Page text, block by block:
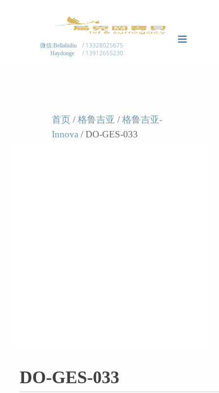
微信:Bellaliuliu
Haydonge
/ 13328025675
/ 13912655230
首页 / 格鲁吉亚 / 格鲁吉亚-
Innova / DO-GES-033
DO-GES-033